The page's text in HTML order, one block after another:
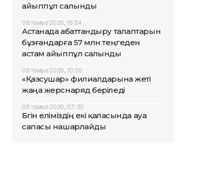
айыппұл салынды
06 тамыз 2026, 16:54
Астанада абаттандыру талаптарын
бұзғандарға 57 млн теңгеден
астам айыппұл салынды
06 тамыз 2026, 10:00
«Қазсушар» филиалдарына жеті
жаңа жерснаряд беріледі
06 тамыз 2026, 07:30
Бүгін еліміздің екі қаласында ауа
сапасы нашарлайды